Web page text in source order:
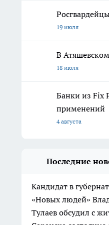
19 июля
В
18 июля
Банки из Fix
применений
4 августа
Последние
Кандидат в
«Новых людей»
Тулаев обсудил с